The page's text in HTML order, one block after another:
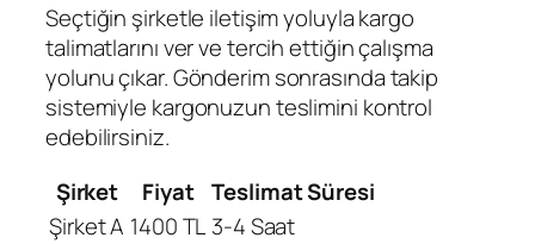
Seçtiğin şirketle iletişim yoluyla kargo
talimatlarını ver ve tercih ettiğin çalışma
yolunu çıkar. Gönderim sonrasında takip
sistemiyle kargonuzun teslimini kontrol
edebilirsiniz.
Şirket
Fiyat Teslimat Süresi
Şirket A 1400 TL 3-4 Saat